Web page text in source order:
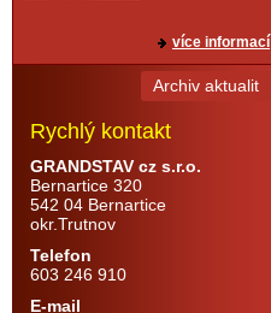
více informací
Archiv aktualit
Rychlý kontakt
GRANDSTAV cz s.r.o.
Bernartice 320
542 04 Bernartice
okr.Trutnov
Telefon
603 246 910
E-mail